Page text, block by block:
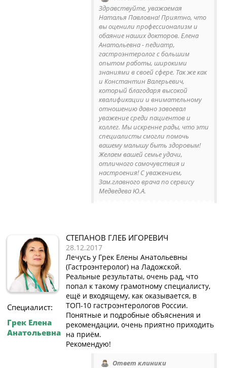
Здравствуйте, уважаемая
Наталья Павловна! Приятно, что
вы оценили профессионализм и
обаяние наших докторов. Елена
Анатольевна - педиатр,
гастроэнтеролог с большим
опытом работы, широкими
знаниями в своей сфере. Так же как
и Константин Валерьевич,
который благодаря высокой
квалификации и внимательному
отношению давно завоевал
уважение среди пациентов и
коллег. Мы искренне рады, что эти
специалисты смогли помочь
вашему малышу быть здоровым!
Желаем вашей семье удачи,
отличного самочувствия и
настроения! С уважением,
Зам.главного врача по сервису
Медведева Ю.А.
Специалист:
Грек Елена
Анатольевна
СТЕПАНОВ ГЛЕБ ИГОРЕВИЧ
28.12.2017
Лечусь у Грек Елены Анатольевны
(Гастроэнтеролог) на Ладожской.
Реальные результаты, очень рад, что
попал к такому грамотному специалисту,
ещё и входящему, как оказывается, в
ТОП-10 гастроэнтерологов России.
Понятные и подробные объяснения и
рекомендации, очень приятно приходить
на приём.
Рекомендую!
Ответ клиники